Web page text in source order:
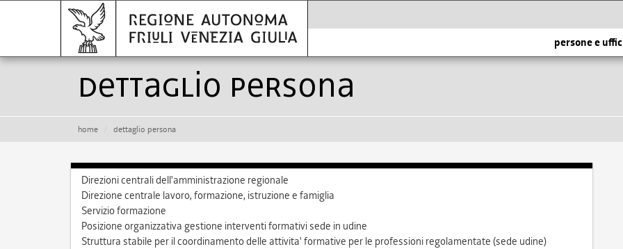
persone e
dettaglio persona
home dettaglio persona
Direzioni centrali dell'amministrazione regionale
Direzione centrale lavoro, formazione, istruzione e famiglia
Servizio formazione
Posizione organizzativa gestione interventi formativi sede in udine
Struttura stabile per il coordinamento delle attivita' formative per le professioni regolamentate (sede udine)